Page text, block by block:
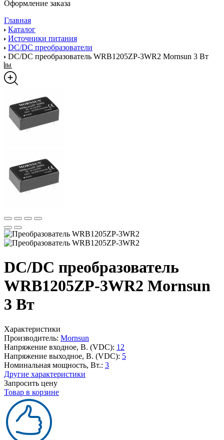
Оформление заказа
Главная
Каталог
Источники питания
DC/DC преобразователи
DC/DC преобразователь WRB1205ZP-3WR2 Mornsun 3 Вт
DC/DC преобразователь
WRB1205ZP-3WR2 Mornsun
3 Вт
Характеристики
Производитель: Mornsun
Напряжение входное, В. (VDC): 12
Напряжение выходное, В. (VDC): 5
Номинальная мощность, Вт.: 3
Другие характеристики
Запросить цену
Товар в корзине